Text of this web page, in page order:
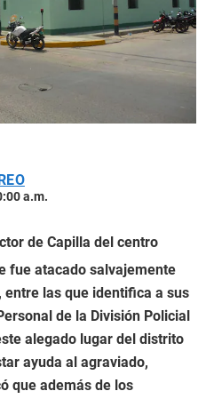
a.m.
de Capilla del centro
fue atacado salvajemente
las que identifica a sus
de la División Policial
alegado lugar del distrito
ayuda al agraviado,
que además de los